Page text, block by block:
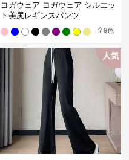
ヨガウェア ヨガウェア シルエッ
ト美尻レギンスパンツ
全9色
人気